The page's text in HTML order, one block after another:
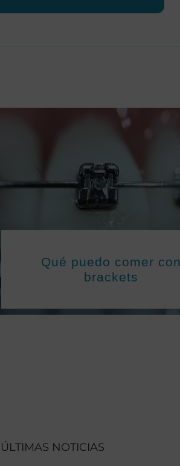
Qué puedo comer con
brackets
ÚLTIMAS NOTICIAS